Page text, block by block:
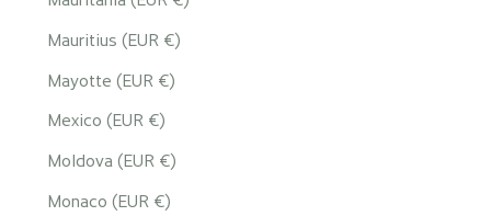
Mauritius (EUR €)
Mayotte (EUR €)
Mexico (EUR €)
Moldova (EUR €)
Monaco (EUR €)